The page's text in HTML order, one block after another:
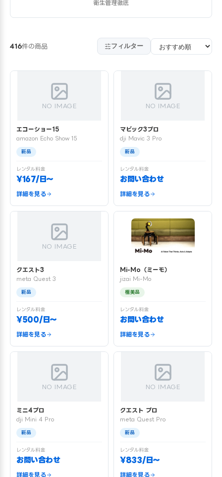
衛生管理徹底
416件の商品 フィルター
NO IMAGE
エコーショー15
amazon Echo Show 15
新品
レンタル料金
¥167/日〜
詳細を見る
NO IMAGE
マビック3プロ
dji Mavic 3 Pro
新品
レンタル料金
お問い合わせ
詳細を見る
NO IMAGE
クエスト3
meta Quest 3
新品
レンタル料金
¥500/日〜
詳細を見る
Mi-Mo（ミーモ）
jizai Mi-Mo
極美品
レンタル料金
お問い合わせ
詳細を見る
NO IMAGE
ミニ4プロ
dji Mini 4 Pro
新品
レンタル料金
お問い合わせ
詳細を見る
NO IMAGE
クエスト プロ
meta Quest Pro
新品
レンタル料金
¥833/日〜
詳細を見る